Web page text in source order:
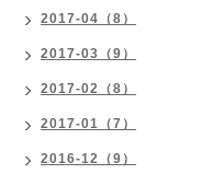
2017-04（8）
2017-03（9）
2017-02（8）
2017-01（7）
2016-12（9）